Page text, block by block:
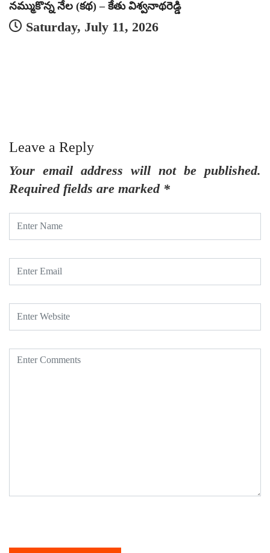
నమ్ముకొన్న నేల (కథ) – కేతు విశ్వనాథరెడ్డి
Saturday, July 11, 2026
Leave a Reply
Your email address will not be published.
Required fields are marked *